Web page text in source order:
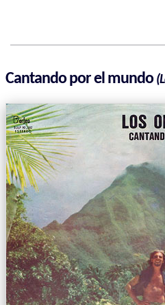
Cantando por el mundo